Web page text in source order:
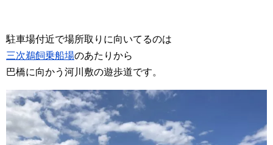
駐車場付近で場所取りに向いてるのは
三次鵜飼乗船場のあたりから
巴橋に向かう河川敷の遊歩道です。